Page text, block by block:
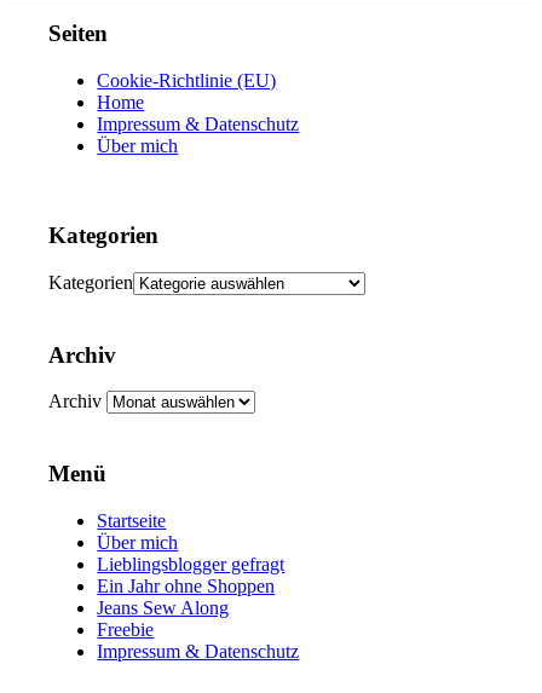
Seiten
Cookie-Richtlinie (EU)
Home
Impressum & Datenschutz
Über mich
Kategorien
Kategorien
Archiv
Archiv
Menü
Startseite
Über mich
Lieblingsblogger gefragt
Ein Jahr ohne Shoppen
Jeans Sew Along
Freebie
Impressum & Datenschutz